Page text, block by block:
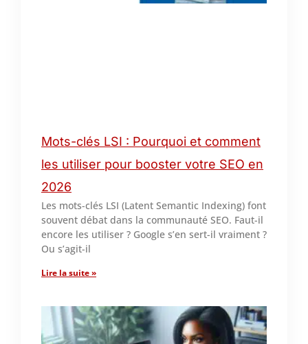
Mots-clés LSI : Pourquoi et comment
les utiliser pour booster votre SEO en
2026
Les mots-clés LSI (Latent Semantic Indexing) font
souvent débat dans la communauté SEO. Faut-il
encore les utiliser ? Google s’en sert-il vraiment ?
Ou s’agit-il
Lire la suite »